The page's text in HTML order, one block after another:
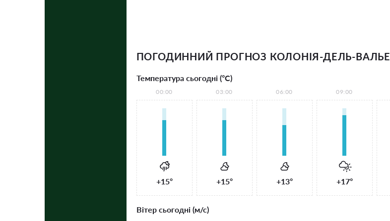
ПОГОДИННИЙ ПРОГНОЗ КОЛОНІЯ-ДЕЛЬ-ВАЛЬЕ
Температура сьогодні (°С)
00:00
+15°
03:00
+15°
06:00
+13°
09:00
+17°
Вітер сьогодні (м/с)